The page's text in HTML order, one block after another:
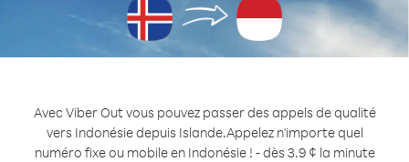
Avec Viber Out vous pouvez passer des appels de qualité
vers Indonésie depuis Islande.Appelez n'importe quel
numéro fixe ou mobile en Indonésie ! - dès 3.9 ¢ la minute